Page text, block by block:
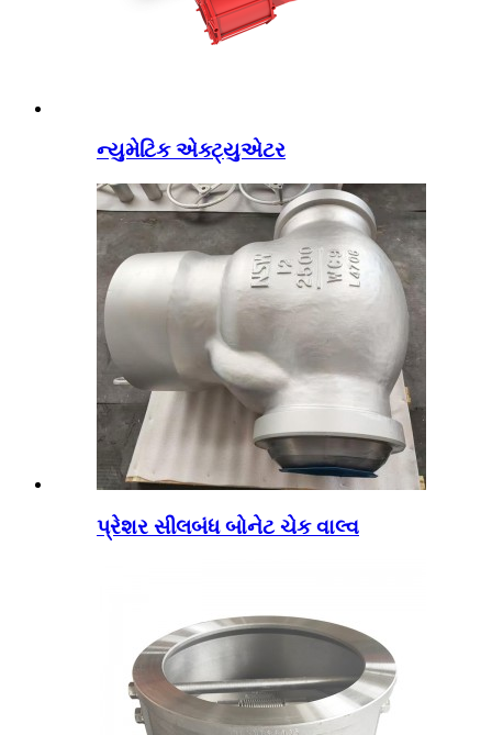
ન્યુમેટિક એક્ટ્યુએટર
પ્રેશર સીલબંધ બોનેટ ચેક વાલ્વ